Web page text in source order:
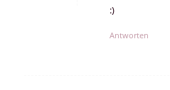
:)
Antworten